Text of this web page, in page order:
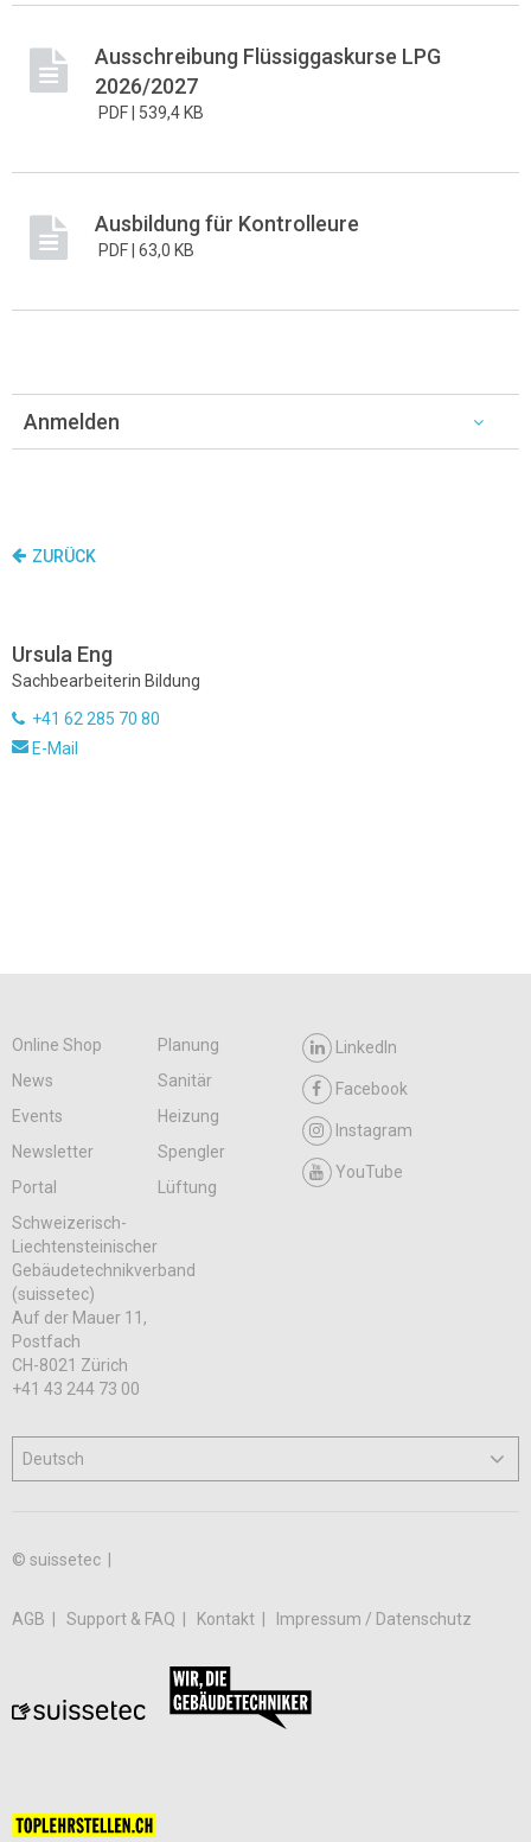
Ausschreibung Flüssiggaskurse LPG
2026/2027
PDF | 539,4 KB
Ausbildung für Kontrolleure
PDF | 63,0 KB
Anmelden
ZURÜCK
Ursula Eng
Sachbearbeiterin Bildung
+41 62 285 70 80
E-Mail
Online Shop
Planung
News
Sanitär
Events
Heizung
Newsletter
Spengler
Portal
Lüftung
LinkedIn
Facebook
Instagram
YouTube
Schweizerisch-
Liechtensteinischer
Gebäudetechnikverband
(suissetec)
Auf der Mauer 11,
Postfach
CH-8021 Zürich
+41 43 244 73 00
© suissetec |
AGB Support & FAQ Kontakt Impressum / Datenschutz